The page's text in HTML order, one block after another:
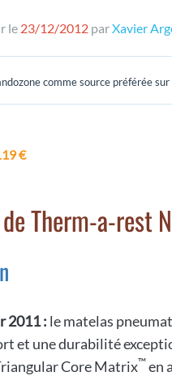
le 23/12/2012 parXavier
comme source préférée sur
€
Therm-a-rest
2011 : le matelas
et une durabilité
Core Matrix™en